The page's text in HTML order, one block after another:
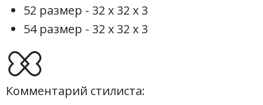
52 размер - 32 х 32 х 3
54 размер - 32 х 32 х 3
Комментарий стилиста: